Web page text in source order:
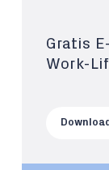
Gratis
Work-